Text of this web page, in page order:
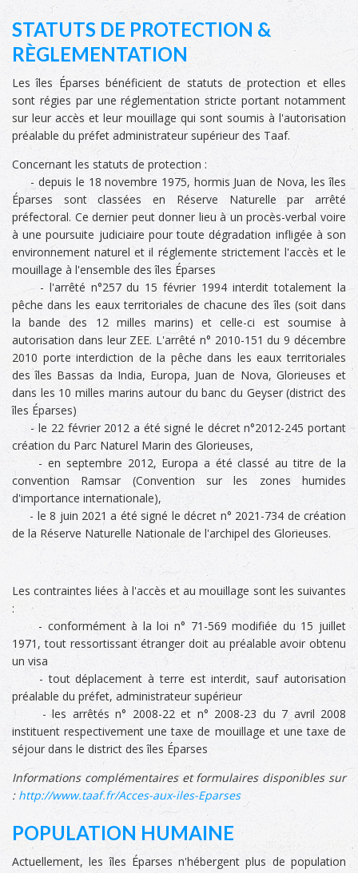
STATUTS DE PROTECTION &
RÈGLEMENTATION
Les îles Éparses bénéficient de statuts de protection et elles
sont régies par une réglementation stricte portant notamment
sur leur accès et leur mouillage qui sont soumis à l'autorisation
préalable du préfet administrateur supérieur des Taaf.
Concernant les statuts de protection :
- depuis le 18 novembre 1975, hormis Juan de Nova, les îles
Éparses sont classées en Réserve Naturelle par arrêté
préfectoral. Ce dernier peut donner lieu à un procès-verbal voire
à une poursuite judiciaire pour toute dégradation infligée à son
environnement naturel et il réglemente strictement l'accès et le
mouillage à l'ensemble des îles Éparses
- l'arrêté n°257 du 15 février 1994 interdit totalement la
pêche dans les eaux territoriales de chacune des îles (soit dans
la bande des 12 milles marins) et celle-ci est soumise à
autorisation dans leur ZEE. L'arrêté n° 2010-151 du 9 décembre
2010 porte interdiction de la pêche dans les eaux territoriales
des îles Bassas da India, Europa, Juan de Nova, Glorieuses et
dans les 10 milles marins autour du banc du Geyser (district des
îles Éparses)
- le 22 février 2012 a été signé le décret n°2012-245 portant
création du Parc Naturel Marin des Glorieuses,
- en septembre 2012, Europa a été classé au titre de la
convention Ramsar (Convention sur les zones humides
d'importance internationale),
- le 8 juin 2021 a été signé le décret n° 2021-734 de création
de la Réserve Naturelle Nationale de l'archipel des Glorieuses.
Les contraintes liées à l'accès et au mouillage sont les suivantes
:
- conformément à la loi n° 71-569 modifiée du 15 juillet
1971, tout ressortissant étranger doit au préalable avoir obtenu
un visa
- tout déplacement à terre est interdit, sauf autorisation
préalable du préfet, administrateur supérieur
- les arrêtés n° 2008-22 et n° 2008-23 du 7 avril 2008
instituent respectivement une taxe de mouillage et une taxe de
séjour dans le district des îles Éparses
Informations complémentaires et formulaires disponibles sur
: http://www.taaf.fr/Acces-aux-iles-Eparses
POPULATION HUMAINE
Actuellement, les îles Éparses n'hébergent plus de population